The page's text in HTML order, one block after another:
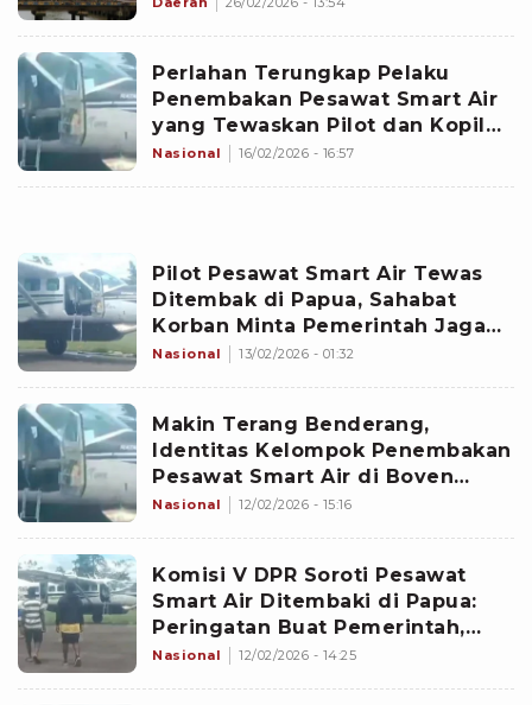
Perlahan Terungkap Pelaku
Penembakan Pesawat Smart Air
yang Tewaskan Pilot dan Kopilot,
Empat Orang Ditangkap
Nasional 16/02/2026 - 16:57
Pilot Pesawat Smart Air Tewas
Ditembak di Papua, Sahabat
Korban Minta Pemerintah Jaga
Keamanan Bandara Perintis
Nasional 13/02/2026 - 01:32
Makin Terang Benderang,
Identitas Kelompok Penembakan
Pesawat Smart Air di Boven
Digoel Mulai Tercium
Nasional 12/02/2026 - 15:16
Komisi V DPR Soroti Pesawat
Smart Air Ditembaki di Papua:
Peringatan Buat Pemerintah,
Papua Tak Bisa Disamakan
Nasional 12/02/2026 - 14:25